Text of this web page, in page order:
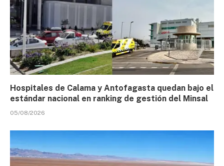
Hospitales de Calama y Antofagasta quedan bajo el
estándar nacional en ranking de gestión del Minsal
05/08/2026